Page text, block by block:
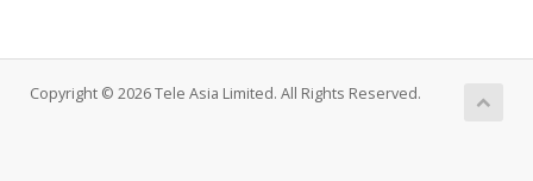
Copyright © 2026 Tele Asia Limited. All Rights Reserved.